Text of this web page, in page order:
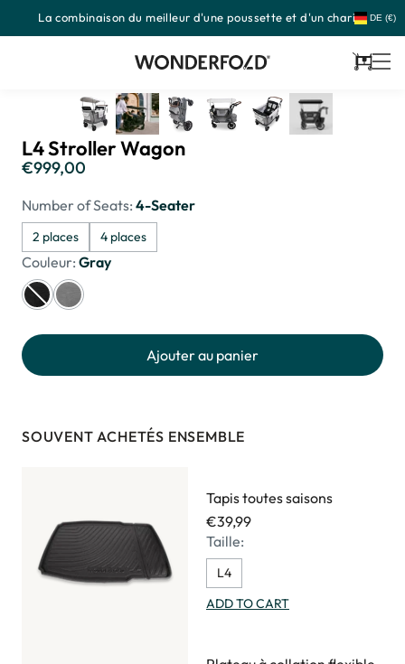
Passer
au
La combinaison du meilleur d'une poussette et d'un chariot DE (€)
L4 Stroller Wagon
Prix
€999,00
Number of Seats: 4-Seater
2 places 4 places
Couleur: Gray
Ajouter au panier
SOUVENT ACHETÉS ENSEMBLE
Tapis toutes saisons
€39,99
Taille:
L4
ADD TO CART